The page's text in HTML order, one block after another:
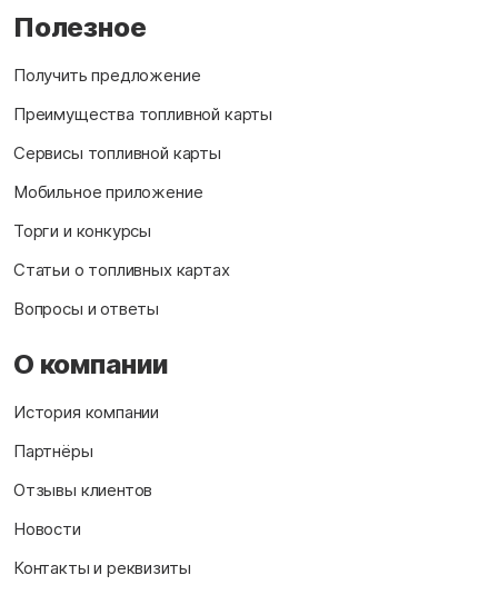
Полезное
Получить предложение
Преимущества топливной карты
Сервисы топливной карты
Мобильное приложение
Торги и конкурсы
Статьи о топливных картах
Вопросы и ответы
О компании
История компании
Партнёры
Отзывы клиентов
Новости
Контакты и реквизиты